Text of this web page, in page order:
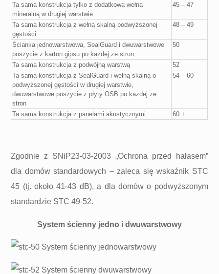
Ta sama konstrukcja tylko z dodatkową wełną
mineralną w drugiej warstwie
45 – 47
Ta sama konstrukcja z wełną skalną podwyższonej
gęstości
48 – 49
Ścianka jednowarstwowa, SealGuard i dwuwarstwowe
poszycie z karton gipsu po każdej ze stron
50
Ta sama konstrukcja z podwójną warstwą
52
Ta sama konstrukcja z SealGuard i wełną skalną o
podwyższonej gęstości w drugiej warstwie,
dwuwarstwowe poszycie z płyty OSB po każdej ze
stron
54 – 60
Ta sama konstrukcja z panelami akustycznymi 60 +
Zgodnie z SNiP23-03-2003 „Ochrona przed hałasem”
dla domów standardowych – zaleca się wskaźnik STC
45 (tj. około 41-43 dB), a dla domów o podwyższonym
standardzie STC 49-52.
System ścienny jedno i dwuwarstwowy